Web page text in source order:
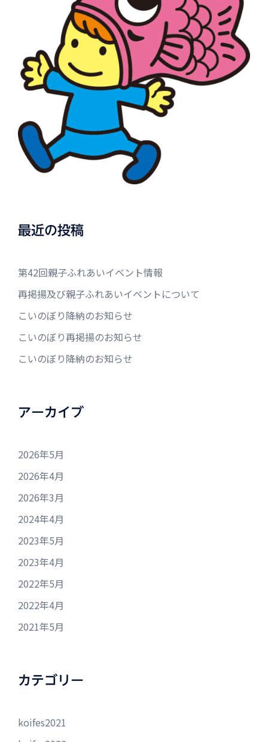
最近の投稿
第42回親子ふれあいイベント情報
再掲揚及び親子ふれあいイベントについて
こいのぼり降納のお知らせ
こいのぼり再掲揚のお知らせ
こいのぼり降納のお知らせ
アーカイブ
2026年5月
2026年4月
2026年3月
2024年4月
2023年5月
2023年4月
2022年5月
2022年4月
2021年5月
カテゴリー
koifes2021